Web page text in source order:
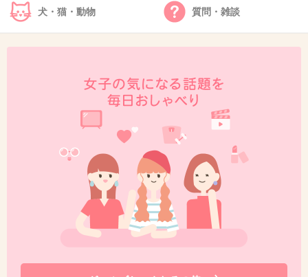
+402
出典：livedoor.blogimg.jp
出典：livedoor.blogimg.jp
犬・猫・動物 質問・雑談